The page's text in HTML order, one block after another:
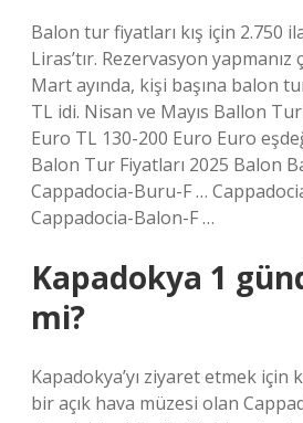
Balon tur fiyatları kış için 2.750
Liras’tır. Rezervasyon
Mart ayında, kişi başına balon
TL idi. Nisan ve Mayıs Ballon
Euro TL 130-200 Euro Euro
Balon Tur Fiyatları 2025 Balon
Cappadocia-Buru-F …
Cappadocia-Balon-F …
Kapadokya 1
mi?
Kapadokya’yı ziyaret etmek için
bir açık hava müzesi olan